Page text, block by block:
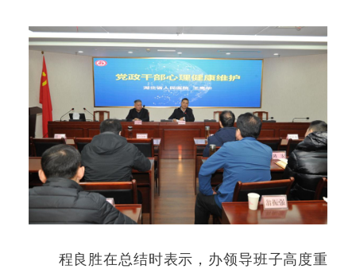
程良胜在总结时表示，办领导班子高度重